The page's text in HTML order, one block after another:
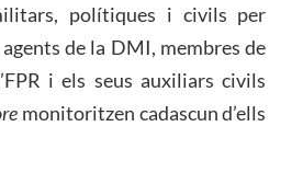
polítiques i civils per
de la DMI, membres de
i els seus auxiliars civils
monitoritzen cadascun d’ells